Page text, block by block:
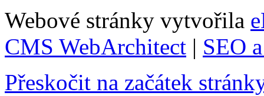
Webové stránky vytvořila
CMS WebArchitect | SEO
Přeskočit na začátek